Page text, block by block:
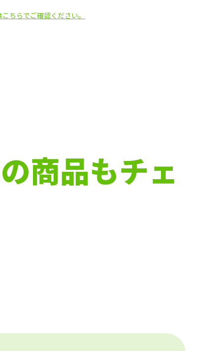
ちらでご確認ください。
商品もチェ